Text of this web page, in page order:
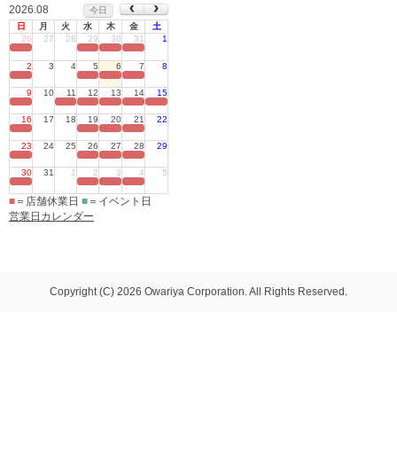
2026.08
今日
日
月 火 水 木 金
土
26
27 28 29 30 31 1
2 3 4 5 6 7 8
9 10 11 12 13 14 15
16 17 18 19 20 21 22
23 24 25 26 27 28 29
30 31 1 2 3 4 5
■ ＝店舗休業日 ■ ＝イベント日
営業日カレンダー
Copyright (C) 2026 Owariya Corporation. All Rights Reserved.